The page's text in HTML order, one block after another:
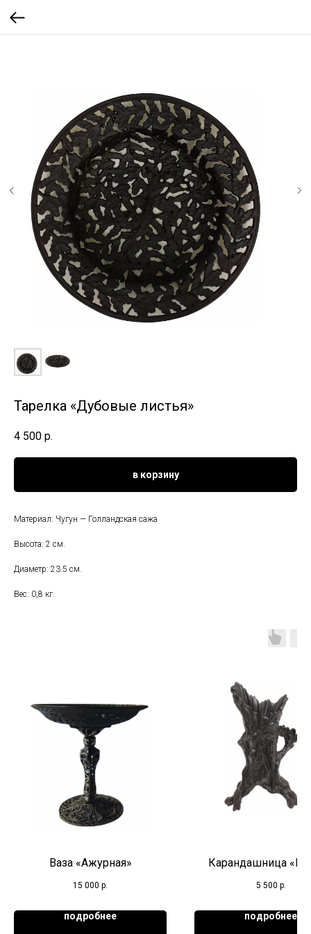
Тарелка «Дубовые листья»
4 500 р.
в корзину
Материал: Чугун — Голландская сажа
Высота: 2 см.
Диаметр: 23.5 см.
Вес: 0,8 кг.
Ваза «Ажурная»
15 000 р.
подробнее
Карандашница
5 500 р.
подробнее